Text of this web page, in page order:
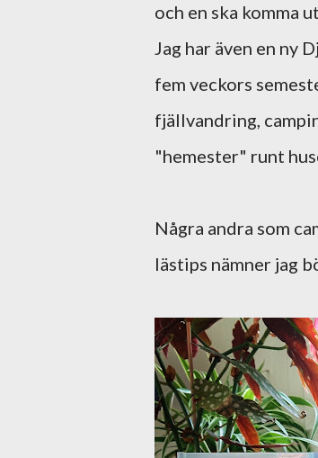
och en ska komma
Jag har även en ny
fem veckors
fjällvandring,
"hemester" runt
Några andra som
lästips nämner jag